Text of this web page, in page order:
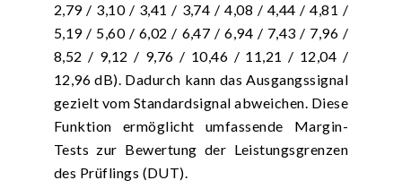
2,79 / 3,10 / 3,41 / 3,74 / 4,08 / 4,44 / 4,81 /
5,19 / 5,60 / 6,02 / 6,47 / 6,94 / 7,43 / 7,96 /
8,52 / 9,12 / 9,76 / 10,46 / 11,21 / 12,04 /
12,96 dB). Dadurch kann das Ausgangssignal
gezielt vom Standardsignal abweichen. Diese
Funktion ermöglicht umfassende Margin-
Tests zur Bewertung der Leistungsgrenzen
des Prüflings (DUT).